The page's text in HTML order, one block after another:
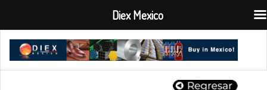
Diex Mexico